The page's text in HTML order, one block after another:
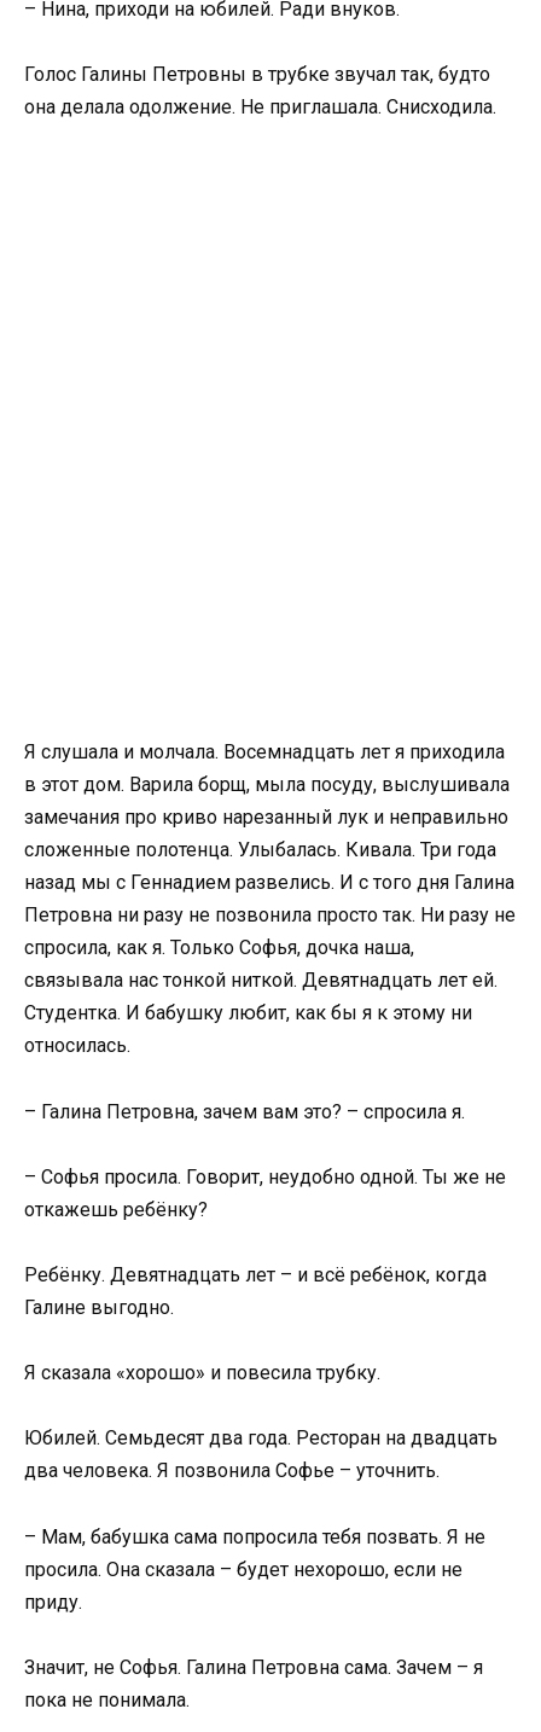
– Нина, приходи на юбилей. Ради внуков.
Голос Галины Петровны в трубке звучал так, будто
она делала одолжение. Не приглашала. Снисходила.
Я слушала и молчала. Восемнадцать лет я приходила
в этот дом. Варила борщ, мыла посуду, выслушивала
замечания про криво нарезанный лук и неправильно
сложенные полотенца. Улыбалась. Кивала. Три года
назад мы с Геннадием развелись. И с того дня Галина
Петровна ни разу не позвонила просто так. Ни разу не
спросила, как я. Только Софья, дочка наша,
связывала нас тонкой ниткой. Девятнадцать лет ей.
Студентка. И бабушку любит, как бы я к этому ни
относилась.
– Галина Петровна, зачем вам это? – спросила я.
– Софья просила. Говорит, неудобно одной. Ты же не
откажешь ребёнку?
Ребёнку. Девятнадцать лет – и всё ребёнок, когда
Галине выгодно.
Я сказала «хорошо» и повесила трубку.
Юбилей. Семьдесят два года. Ресторан на двадцать
два человека. Я позвонила Софье – уточнить.
– Мам, бабушка сама попросила тебя позвать. Я не
просила. Она сказала – будет нехорошо, если не
приду.
Значит, не Софья. Галина Петровна сама. Зачем – я
пока не понимала.